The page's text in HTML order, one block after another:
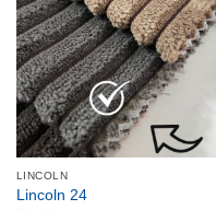
LINCOLN
Lincoln 24